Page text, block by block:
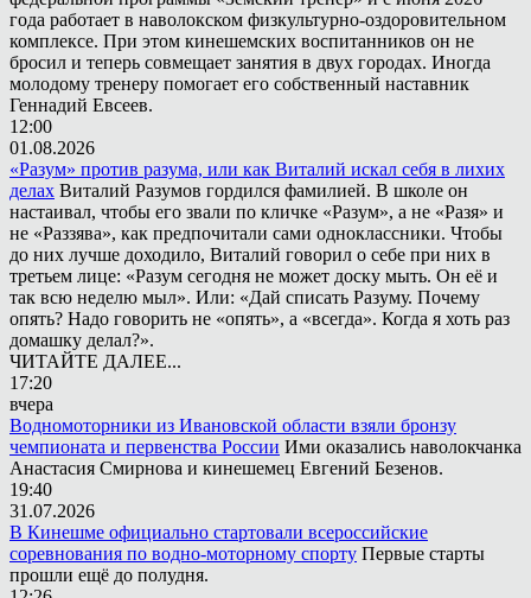
года работает в наволокском физкультурно-оздоровительном
комплексе. При этом кинешемских воспитанников он не
бросил и теперь совмещает занятия в двух городах. Иногда
молодому тренеру помогает его собственный наставник
Геннадий Евсеев.
12:00
01.08.2026
«Разум» против разума, или как Виталий искал себя в лихих
делах Виталий Разумов гордился фамилией. В школе он
настаивал, чтобы его звали по кличке «Разум», а не «Разя» и
не «Раззява», как предпочитали сами одноклассники. Чтобы
до них лучше доходило, Виталий говорил о себе при них в
третьем лице: «Разум сегодня не может доску мыть. Он её и
так всю неделю мыл». Или: «Дай списать Разуму. Почему
опять? Надо говорить не «опять», а «всегда». Когда я хоть раз
домашку делал?».
ЧИТАЙТЕ ДАЛЕЕ...
17:20
вчера
Водномоторники из Ивановской области взяли бронзу
чемпионата и первенства России Ими оказались наволокчанка
Анастасия Смирнова и кинешемец Евгений Безенов.
19:40
31.07.2026
В Кинешме официально стартовали всероссийские
соревнования по водно-моторному спорту Первые старты
прошли ещё до полудня.